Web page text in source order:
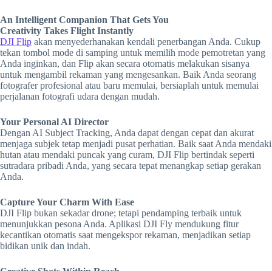
An Intelligent Companion That Gets You
Creativity Takes Flight Instantly
DJI Flip akan menyederhanakan kendali penerbangan Anda. Cukup
tekan tombol mode di samping untuk memilih mode pemotretan yang
Anda inginkan, dan Flip akan secara otomatis melakukan sisanya
untuk mengambil rekaman yang mengesankan. Baik Anda seorang
fotografer profesional atau baru memulai, bersiaplah untuk memulai
perjalanan fotografi udara dengan mudah.
Your Personal AI Director
Dengan AI Subject Tracking, Anda dapat dengan cepat dan akurat
menjaga subjek tetap menjadi pusat perhatian. Baik saat Anda mendaki
hutan atau mendaki puncak yang curam, DJI Flip bertindak seperti
sutradara pribadi Anda, yang secara tepat menangkap setiap gerakan
Anda.
Capture Your Charm With Ease
DJI Flip bukan sekadar drone; tetapi pendamping terbaik untuk
menunjukkan pesona Anda. Aplikasi DJI Fly mendukung fitur
kecantikan otomatis saat mengekspor rekaman, menjadikan setiap
bidikan unik dan indah.